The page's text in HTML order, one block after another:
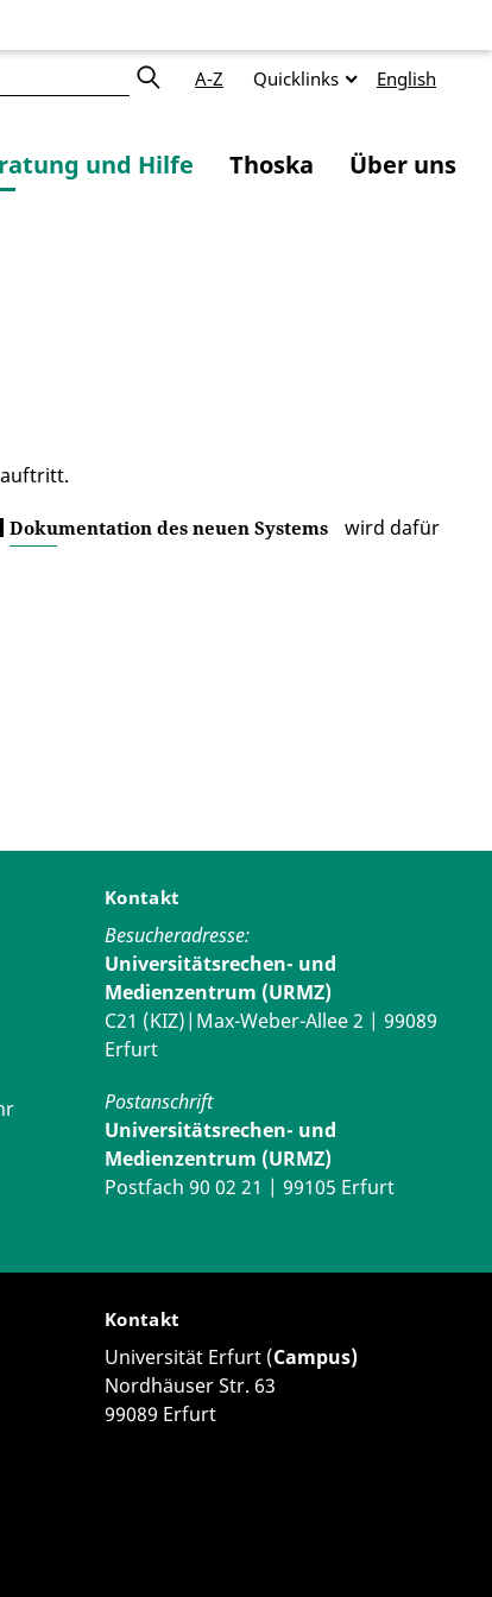
A-Z Quicklinks English
und Hilfe Thoska Über uns
Dokumentation des neuen Systems
wird dafür
Kontakt
Besucheradresse:
Universitätsrechen- und
Medienzentrum (URMZ)
C21 (KIZ)|Max-Weber-Allee 2 | 99089
Erfurt
Postanschrift
Universitätsrechen- und
Medienzentrum (URMZ)
Postfach 90 02 21 | 99105 Erfurt
Kontakt
Universität Erfurt (Campus)
Nordhäuser Str. 63
99089 Erfurt